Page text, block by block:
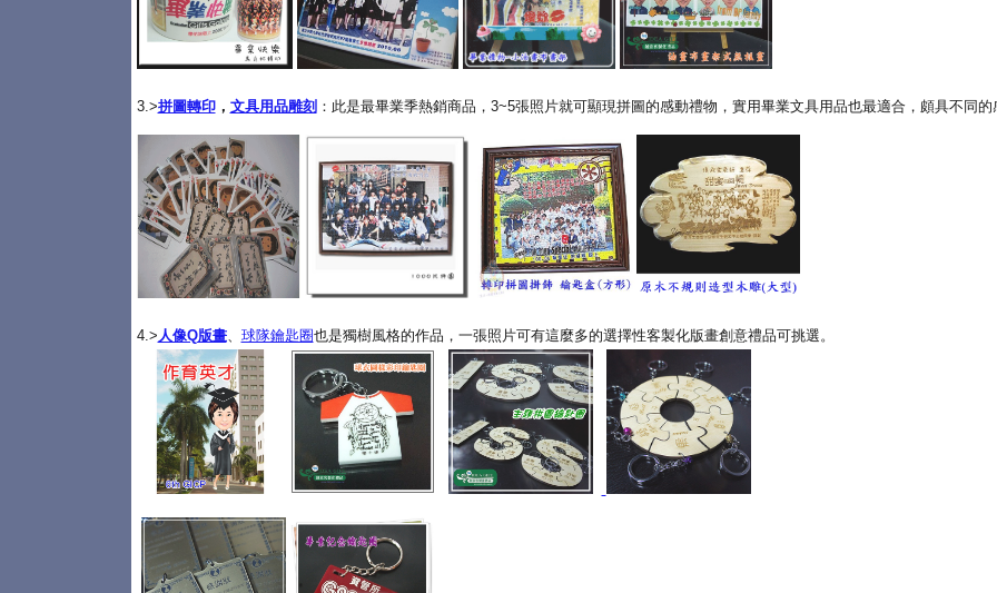
3.>拼圖轉印， 文具用品雕刻 ：此是最畢業季熱銷商品，3~5張照片就可顯現拼圖的感動禮物，實用畢業文具用品也最適合，頗具不同
4.> 人像Q版畫、 球隊鑰匙圈也是獨樹風格的作品，一張照片可有這麼多的選擇性客製化版畫創意禮品可挑選。